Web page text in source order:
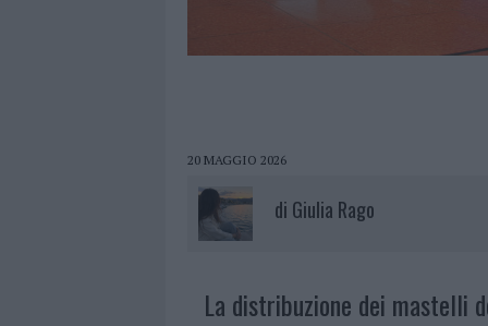
20 MAGGIO 2026
di Giulia Rago
La distribuzione dei mastelli